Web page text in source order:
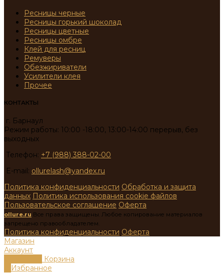
Ресницы черные
Ресницы горький шоколад
Ресницы цветные
Ресницы омбре
Клей для ресниц
Ремуверы
Обезжириватели
Усилители клея
Прочее
КОНТАКТЫ
г. Барнаул
Режим работы: 10:00 -18:00, 13:00-14:00 перерыв, без
выходных
Телефон: +7 (988) 388-02-00
E-mail: ollurelash@yandex.ru
Политика конфиденциальности Обработка и защита
данных Политика использования cookie файлов
Пользовательское соглашение Оферта
ollure.ru Все права защищены. Любое копирование материалов
запрещено правообладателем.
Политика конфиденциальности Оферта
Магазин
Аккаунт
Корзина
Избранное